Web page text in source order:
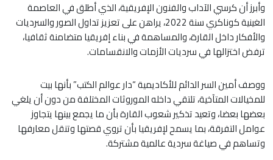
وأبرز أن كرسي الآداب والفنون الإفريقية، الذي أطلق في العاصمة
الغينية كوناكري سنة 2022، يراهن على تعزيز تداول الصور والسرديات
والأفكار داخل القارة، والمساهمة في بناء إفريقيا متضامنة ثقافيا،
ترفض اختزالها في سرديات الأزمات والانقسامات.
ووصف أمين السر الدائم للأكاديمية “دار عوالم الكتب” بأنها بيت
للمخيالات المتآخية، تلتقي داخله الموروثات المختلفة من دون أن يلغي
بعضها بعضا، وتعيد تذكير شعوب القارة بأن ما يجمع بينها يتجاوز
عوامل التفرقة، بما يسمح لإفريقيا بأن تروي قصتها وتنقل معارفها
وتساهم في صياغة سردية عالمية مشتركة.